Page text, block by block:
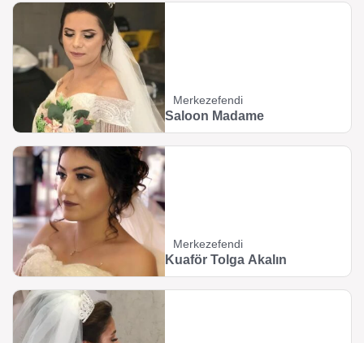
Merkezefendi
Saloon Madame
Merkezefendi
Kuaför Tolga Akalın